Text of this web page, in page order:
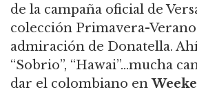
de la campaña oficial de
colección Primavera-
admiración de Donatella.
“Sobrio”, “Hawai”…mucha
dar el colombiano en